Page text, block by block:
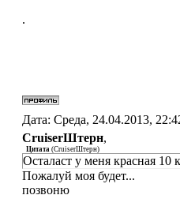
.
Дата: Среда, 24.04.2013,
СruiserШтерн,
Цитата (СruiserШтерн)
Осталаст у меня красная
Пожалуй моя будет...
позвоню